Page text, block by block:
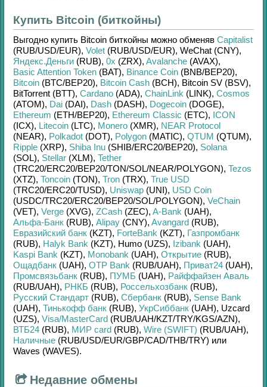
Купить Bitcoin (биткойны)
Выгодно купить Bitcoin биткойны можно обменяв Capitalist
(RUB/USD/EUR), Volet (RUB/USD/EUR), WeChat (CNY),
Яндекс.Деньги (RUB), 0x (ZRX), Avalanche (AVAX),
Basic Attention Token (BAT), Binance Coin (BNB/BEP20),
Bitcoin (BTC/BEP20), Bitcoin Cash (BCH), Bitcoin SV (BSV),
BitTorrent (BTT), Cardano (ADA), ChainLink (LINK), Cosmos
(ATOM), Dai (DAI), Dash (DASH), Dogecoin (DOGE),
Ethereum (ETH/BEP20), Ethereum Classic (ETC), ICON
(ICX), Litecoin (LTC), Monero (XMR), NEAR Protocol
(NEAR), Polkadot (DOT), Polygon (MATIC), QTUM (QTUM),
Ripple (XRP), Shiba Inu (SHIB/ERC20/BEP20), Solana
(SOL), Stellar (XLM), Tether
(TRC20/ERC20/BEP20/TON/SOL/NEAR/POLYGON), Tezos
(XTZ), Toncoin (TON), Tron (TRX), True USD
(TRC20/ERC20/TUSD), Uniswap (UNI), USD Coin
(USDC/TRC20/ERC20/BEP20/SOL/POLYGON), VeChain
(VET), Verge (XVG), ZCash (ZEC), A-Bank (UAH),
Альфа-Банк (RUB), Alipay (CNY), Avangard (RUB),
Евразийский банк (KZT), ForteBank (KZT), Газпромбанк
(RUB), Halyk Bank (KZT), Humo (UZS), Izibank (UAH),
Kaspi Bank (KZT), Monobank (UAH), Открытие (RUB),
Ощадбанк (UAH), OTP Bank (RUB/UAH), Приват24 (UAH),
Промсвязьбанк (RUB), ПУМБ (UAH), Райффайзен Аваль
(RUB/UAH), РНКБ (RUB), Россельхозбанк (RUB),
Русский Стандарт (RUB), Сбербанк (RUB), Sense Bank
(UAH), Тинькофф банк (RUB), УкрСиббанк (UAH), Uzcard
(UZS), Visa/MasterCard (RUB/UAH/KZT/TRY/KGS/AZN),
ВТБ24 (RUB), МИР card (RUB), Wire (SWIFT) (RUB/UAH),
Наличные (RUB/USD/EUR/GBP/CAD/THB/TRY) или
Waves (WAVES).
Недавние обмены